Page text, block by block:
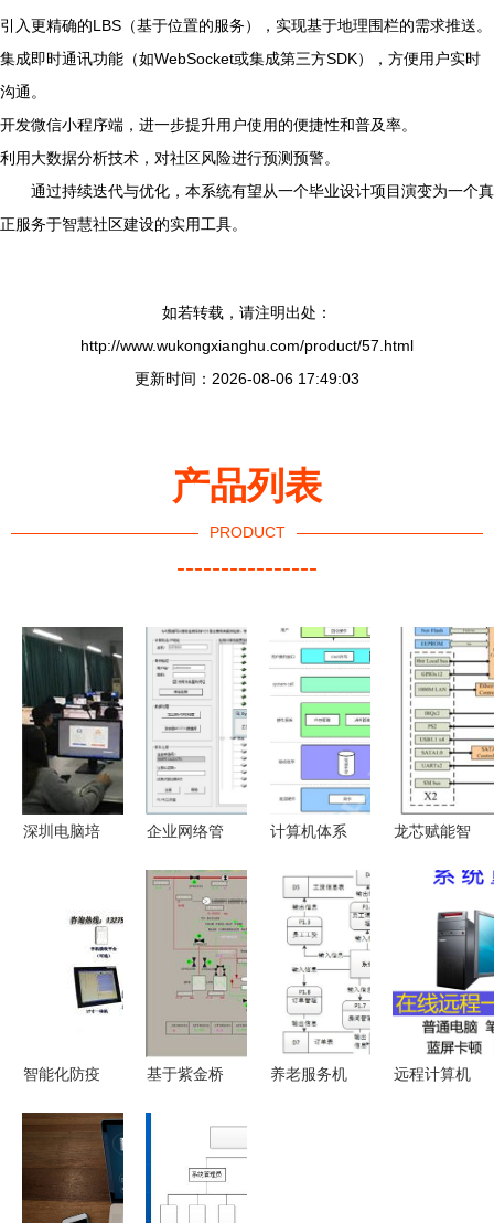
引入更精确的LBS（基于位置的服务），实现基于地理围栏的需求推送。
集成即时通讯功能（如WebSocket或集成第三方SDK），方便用户实时
沟通。
开发微信小程序端，进一步提升用户使用的便捷性和普及率。
利用大数据分析技术，对社区风险进行预测预警。
通过持续迭代与优化，本系统有望从一个毕业设计项目演变为一个真
正服务于智慧社区建设的实用工具。
如若转载，请注明出处：
http://www.wukongxianghu.com/product/57.html
更新时间：2026-08-06 17:49:03
产品列表
PRODUCT
----------------
深圳电脑培
导全面解析
企业网络管
从Fly42到
林阳系统的
技术升级之
路
计算机体系
从冯·诺依
曼模型到操
作系统
龙芯赋能智
入式计算机
系统新标杆
智能化防疫
莱市登州创
佳电子推出
高效电脑自
基于紫金桥
丹炼油厂实
时数据库管
养老服务机
远程计算机